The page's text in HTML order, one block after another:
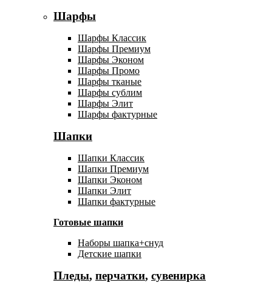
Шарфы
Шарфы Классик
Шарфы Премиум
Шарфы Эконом
Шарфы Промо
Шарфы тканые
Шарфы сублим
Шарфы Элит
Шарфы фактурные
Шапки
Шапки Классик
Шапки Премиум
Шапки Эконом
Шапки Элит
Шапки фактурные
Готовые шапки
Наборы шапка+снуд
Детские шапки
Пледы, перчатки, сувенирка